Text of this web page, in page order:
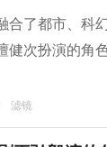
合了都市、
健次扮演的角
滤镜